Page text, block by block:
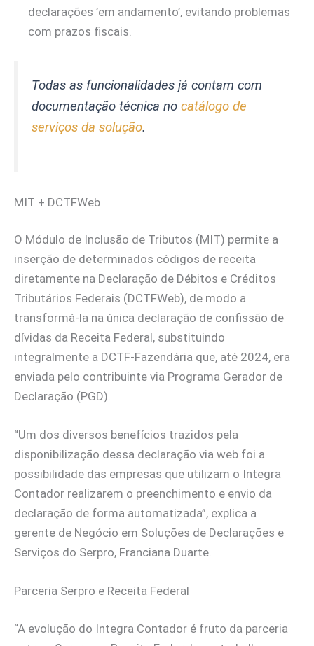
declarações ’em andamento’, evitando problemas
com prazos fiscais.
Todas as funcionalidades já contam com
documentação técnica no catálogo de
serviços da solução.
MIT + DCTFWeb
O Módulo de Inclusão de Tributos (MIT) permite a
inserção de determinados códigos de receita
diretamente na Declaração de Débitos e Créditos
Tributários Federais (DCTFWeb), de modo a
transformá-la na única declaração de confissão de
dívidas da Receita Federal, substituindo
integralmente a DCTF-Fazendária que, até 2024, era
enviada pelo contribuinte via Programa Gerador de
Declaração (PGD).
“Um dos diversos benefícios trazidos pela
disponibilização dessa declaração via web foi a
possibilidade das empresas que utilizam o Integra
Contador realizarem o preenchimento e envio da
declaração de forma automatizada”, explica a
gerente de Negócio em Soluções de Declarações e
Serviços do Serpro, Franciana Duarte.
Parceria Serpro e Receita Federal
“A evolução do Integra Contador é fruto da parceria